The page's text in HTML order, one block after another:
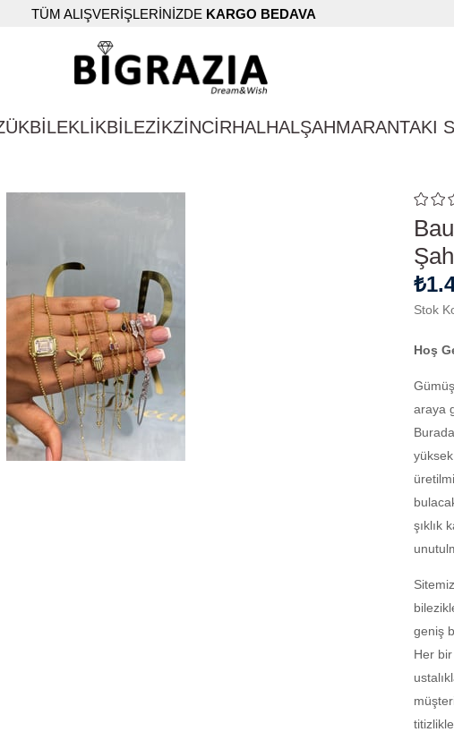
TÜM ALIŞVERİŞLERİNİZDE KARGO BEDAVA
BİLEKLİKBİLEZİKZİNCİRHALHALŞAHMARANTAKI
Stok
Hoş
araya
şıklık
geniş
Her
titizlikle